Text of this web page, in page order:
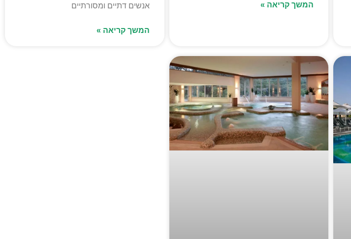
המשך קריאה »
אנשים דתיים ומסורתיים
המשך קריאה »